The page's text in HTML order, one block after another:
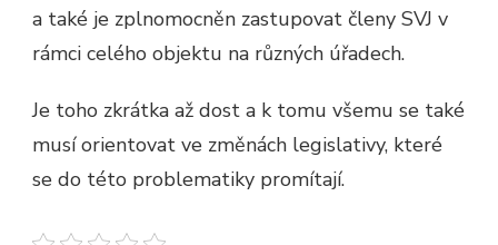
a také je zplnomocněn zastupovat členy SVJ v
rámci celého objektu na různých úřadech.
Je toho zkrátka až dost a k tomu všemu se také
musí orientovat ve změnách legislativy, které
se do této problematiky promítají.